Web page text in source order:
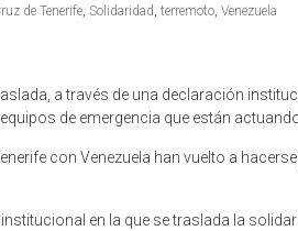
de Tenerife, Solidaridad, terremoto, Venezuela
a través de una declaración
de emergencia que están actuando
con Venezuela han vuelto a
en la que se traslada la